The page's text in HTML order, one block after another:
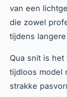
van een
die zowel
tijdens
Qua snit is
tijdloos model
strakke